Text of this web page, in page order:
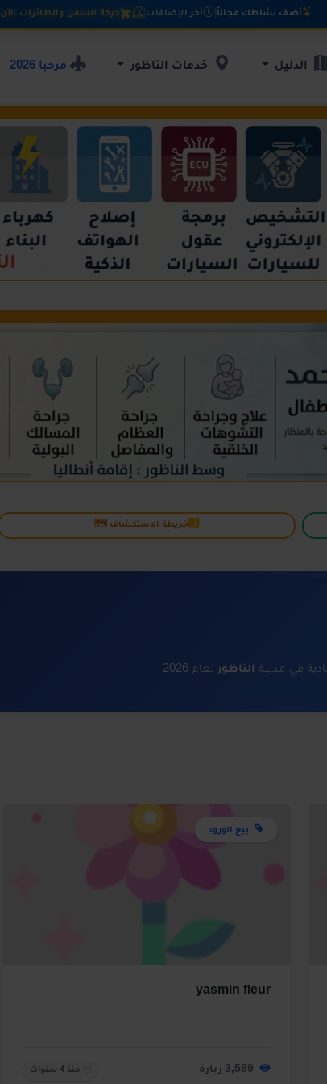
أضف نشاطك مجاناً | آخر الإضافات حركة السفن والطائرات الآن
الدليل خدمات الناظور مرحبا 2026
خريطة الاستكشاف 🗺️
في مدينة الناظورلعام 2026
بيع الورود
yasmin fleur
منذ 4 سنوات